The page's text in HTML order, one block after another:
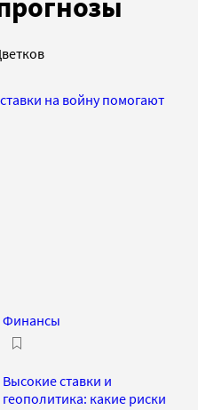
на войну помогают
Финансы
Высокие ставки и
геополитика: какие риски